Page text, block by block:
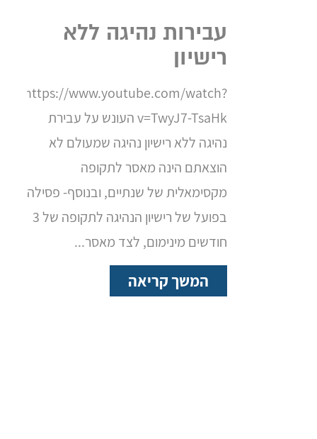
עבירות נהיגה ללא
רישיון
https://www.youtube.com/watch?
v=TwyJ7-TsaHk העונש על עבירת
נהיגה ללא רישיון נהיגה שמעולם לא
הוצאתם הינה מאסר לתקופה
מקסימאלית של שנתיים, ובנוסף- פסילה
בפועל של רישיון הנהיגה לתקופה של 3
חודשים מינימום, לצד מאסר...
המשך קריאה